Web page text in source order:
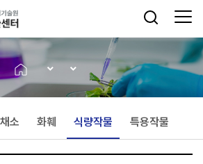
채소 화훼 식량작물 특용작물